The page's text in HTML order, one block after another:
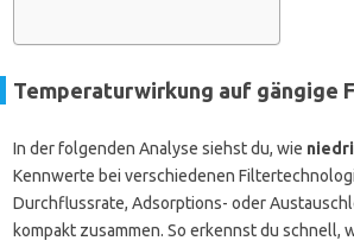
Temperaturwirkung auf gängige
In der folgenden Analyse siehst du, wie
Kennwerte bei verschiedenen
Durchflussrate, Adsorptions- oder
kompakt zusammen. So erkennst du schnell,